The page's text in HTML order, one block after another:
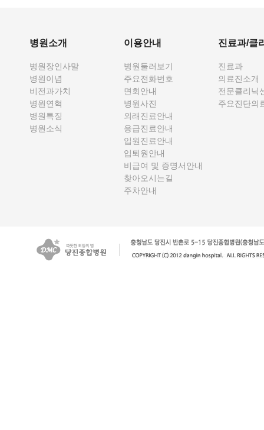
병원소개
병원장인사말
병원이념
비전과가치
병원연혁
병원특징
병원소식
이용안내
병원둘러보기
주요전화번호
면회안내
병원사진
외래진료안내
응급진료안내
입원진료안내
입퇴원안내
비급여 및 증명서안내
찾아오시는길
주차안내
진료과/클
진료과
의료진소개
전문클리닉
주요진단의